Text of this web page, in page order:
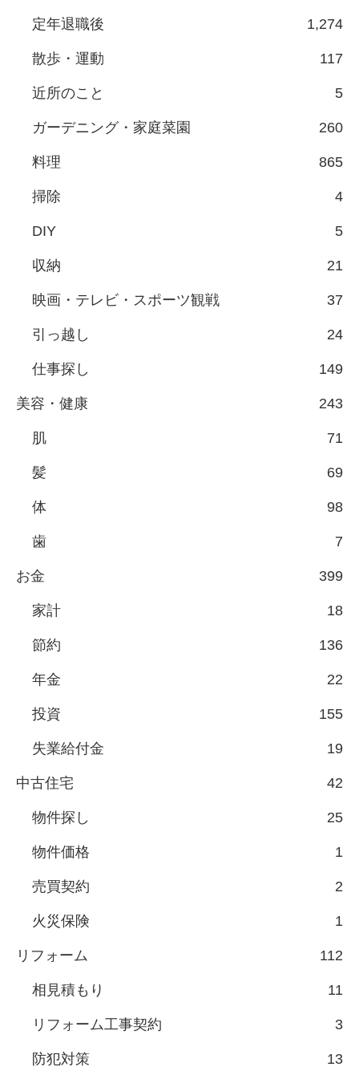
定年退職後 1,274
散歩・運動 117
近所のこと 5
ガーデニング・家庭菜園 260
料理 865
掃除 4
DIY 5
収納 21
映画・テレビ・スポーツ観戦 37
引っ越し 24
仕事探し 149
美容・健康 243
肌 71
髪 69
体 98
歯 7
お金 399
家計 18
節約 136
年金 22
投資 155
失業給付金 19
中古住宅 42
物件探し 25
物件価格 1
売買契約 2
火災保険 1
リフォーム 112
相見積もり 11
リフォーム工事契約 3
防犯対策 13